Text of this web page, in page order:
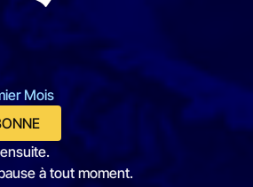
Mois
à tout moment.